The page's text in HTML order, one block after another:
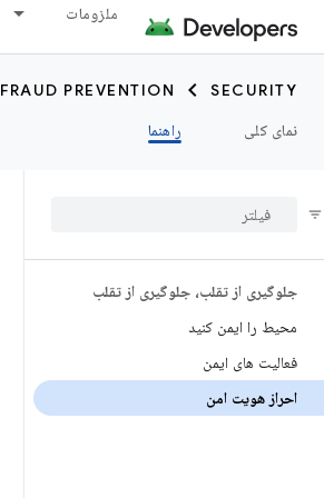
ملزومات
SECURITY
FRAUD PREVENTION
نمای کلی
راهنما
جلوگیری از تقلب، جلوگیری از تقلب
محیط را ایمن کنید
فعالیت های ایمن
احراز هویت امن